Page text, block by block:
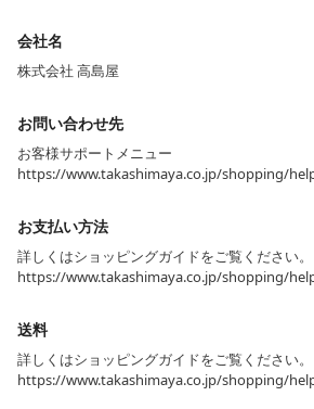
会社名
株式会社 高島屋
お問い合わせ先
お客様サポートメニュー
https://www.takashimaya.co.jp/shopping/
お支払い方法
詳しくはショッピングガイドをご覧ください。
https://www.takashimaya.co.jp/shopping/
送料
詳しくはショッピングガイドをご覧ください。
https://www.takashimaya.co.jp/shopping/